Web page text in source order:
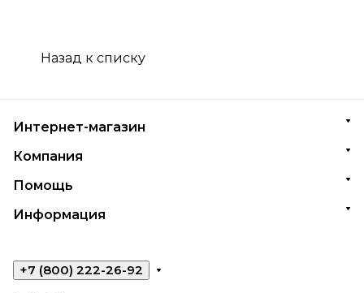
Назад к списку
Интернет-магазин
Компания
Помощь
Информация
+7 (800) 222-26-92